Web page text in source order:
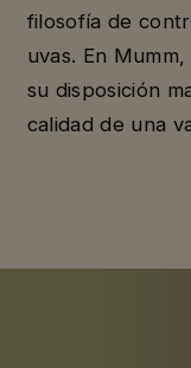
filosofía de
uvas. En
su disposición
calidad de una